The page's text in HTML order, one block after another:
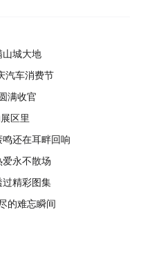
山城大地
汽车消费节
满收官
区里
还在耳畔回响
永不散场
过精彩图集
的难忘瞬间